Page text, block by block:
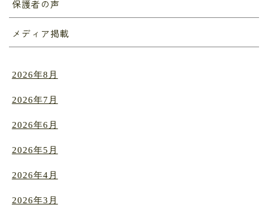
保護者の声
メディア掲載
2026年8月
2026年7月
2026年6月
2026年5月
2026年4月
2026年3月